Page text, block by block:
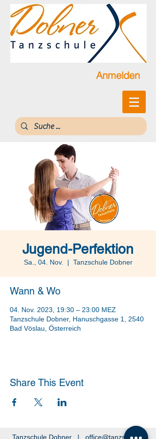
Anmelden
Jugend-Perfektion
Sa., 04. Nov.
  |
Tanzschule Dobner
Wann & Wo
04. Nov. 2023, 19:30 – 23:00 MEZ
Tanzschule Dobner, Hanuschgasse 1, 2540
Bad Vöslau, Österreich
Share This Event
Tanzschule Dobner | office@tanzschule-